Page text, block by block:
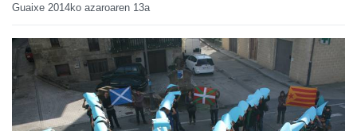
Guaixe 2014ko azaroaren 13a